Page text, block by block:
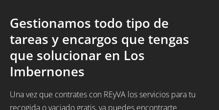
Gestionamos todo tipo de
tareas y encargos que tengas
que solucionar en Los
Imbernones
Una vez que contrates con REyVA los servicios para tu
recogida o vaciado gratis, ya puedes encontrarte